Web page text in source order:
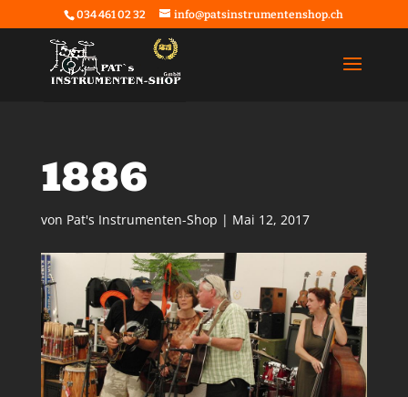
034 461 02 32 info@patsinstrumentenshop.ch
1886
von Pat's Instrumenten-Shop | Mai 12, 2017